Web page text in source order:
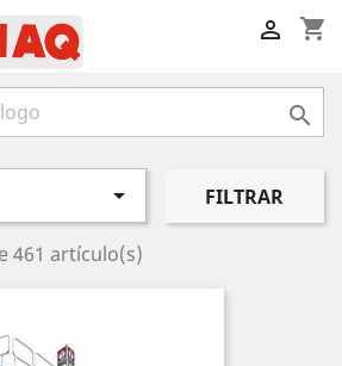
shopping_cart


 FILTRAR
461 artículo(s)